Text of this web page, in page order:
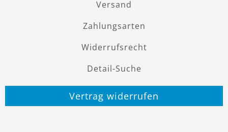
Versand
Zahlungsarten
Widerrufsrecht
Detail-Suche
Vertrag widerrufen